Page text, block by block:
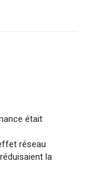
était
réseau
la